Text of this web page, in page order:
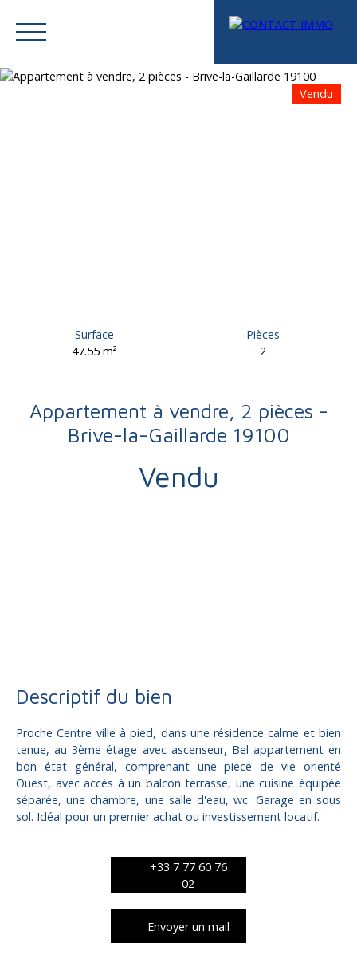
Vendu
Surface
47.55 m²
Pièces
2
Appartement à vendre, 2 pièces -
Brive-la-Gaillarde 19100
Vendu
Descriptif du bien
Proche Centre ville à pied, dans une résidence calme et bien
tenue, au 3ème étage avec ascenseur, Bel appartement en
bon état général, comprenant une piece de vie orienté
Ouest, avec accès à un balcon terrasse, une cuisine équipée
séparée, une chambre, une salle d'eau, wc. Garage en sous
sol. Idéal pour un premier achat ou investissement locatif.
+33 7 77 60 76
02
Envoyer un mail